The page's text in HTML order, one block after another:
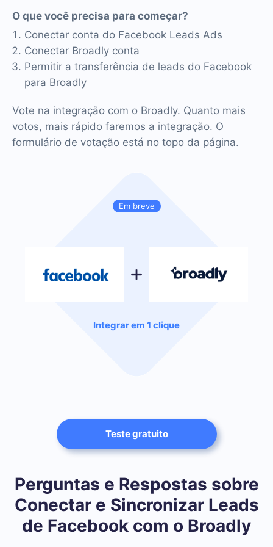
Em breve
Integrar em 1 clique
O que você precisa para começar?
Conectar conta do Facebook Leads Ads
Conectar Broadly conta
Permitir a transferência de leads do Facebook
para Broadly
Vote na integração com o Broadly. Quanto mais
votos, mais rápido faremos a integração. O
formulário de votação está no topo da página.
Teste gratuito
Perguntas e Respostas sobre
Conectar e Sincronizar Leads
de Facebook com o Broadly